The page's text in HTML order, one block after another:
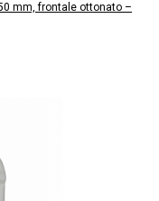
mm, frontale ottonato –